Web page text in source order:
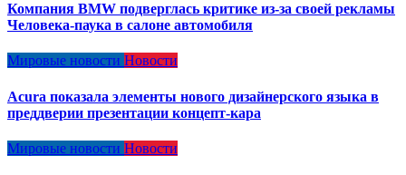
Компания BMW подверглась критике из-за своей рекламы
Человека-паука в салоне автомобиля
Мировые новости Новости
Acura показала элементы нового дизайнерского языка в
преддверии презентации концепт-кара
Мировые новости Новости